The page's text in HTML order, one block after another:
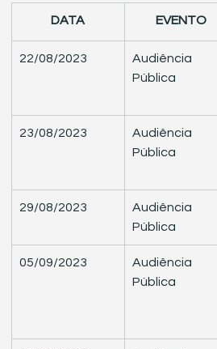
DATA​ ​EVENTO
22/08/2023
Audiência
Pública
​23/08/2023
Audiência
Pública
29/08/2023
Audiência
Pública
​05/09/2023
Audiência
Pública